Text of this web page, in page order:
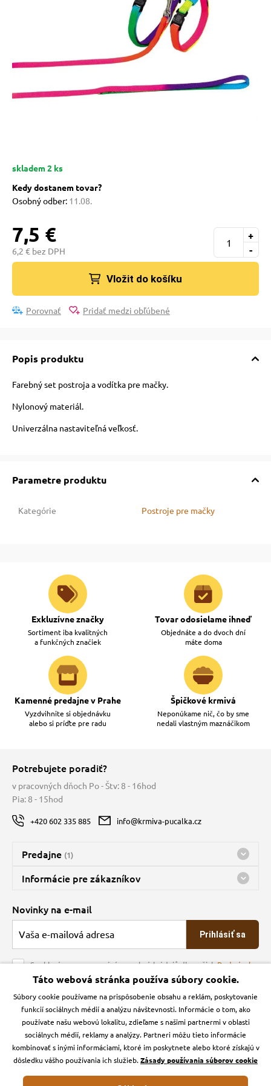
psov
psov
psov
so psom
vitamíny
skladem 2 ks
Kedy dostanem tovar?
Osobný odber: 11.08.
7,5 €
6,2 € bez DPH -
+
Vložit do košíku
Porovnať Pridať medzi obľúbené
Popis produktu
Farebný set postroja a vodítka pre mačky.
Nylonový materiál.
Univerzálna nastaviteľná veľkosť.
Parametre produktu
Kategórie Postroje pre mačky
Exkluzívne značky
Sortiment iba kvalitných
a funkčných značiek
Tovar odosielame ihneď
Objednáte a do dvoch dní
máte doma
Kamenné predajne v Prahe
Vyzdvihnite si objednávku
alebo si príďte pre radu
Špičkové krmivá
Neponúkame nič, čo by sme
nedali vlastným maznáčikom
Potrebujete poradiť?
v pracovných dňoch Po - Štv: 8 - 16hod
Pia: 8 - 15hod
+420 602 335 885 info@krmiva-pucalka.cz
Predajne (1)
Predajňa a sklad Kbely
Bohužiaľ, momentálne máme zatvorené
Informácie pre zákazníkov
O spoločnosti
Veľkoobchod
Obchodné podmienky
Kontakt
Podmienky ochrany osobných údajov
Zásady používanie cookies a Google Analytics
Novinky na e-mail
Prihlásiť sa
Souhlasím se zpracováním osobních údajů dle našichPodmínek
ochrany osobních údajů
Krmiva Pučálka na sociálnych sieťach
Instagran Facebook
Táto webová stránka používa súbory cookie.
Súbory cookie používame na prispôsobenie obsahu a reklám, poskytovanie
funkcií sociálnych médií a analýzu návštevnosti. Informácie o tom, ako
používate našu webovú lokalitu, zdieľame s našimi partnermi v oblasti
sociálnych médií, reklamy a analýzy. Partneri môžu tieto informácie
kombinovať s inými informáciami, ktoré im poskytnete alebo ktoré získajú v
dôsledku vášho používania ich služieb.Zásady používania súborov cookie